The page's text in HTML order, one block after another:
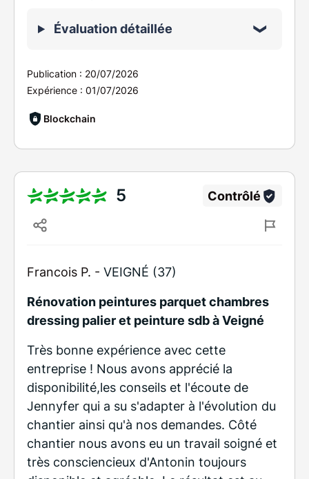
Évaluation détaillée
Publication : 20/07/2026
Expérience : 01/07/2026
Blockchain
5 Contrôlé
Francois P. - VEIGNÉ (37)
Rénovation peintures parquet chambres
dressing palier et peinture sdb à Veigné
Très bonne expérience avec cette
entreprise ! Nous avons apprécié la
disponibilité,les conseils et l'écoute de
Jennyfer qui a su s'adapter à l'évolution du
chantier ainsi qu'à nos demandes. Côté
chantier nous avons eu un travail soigné et
très consciencieux d'Antonin toujours